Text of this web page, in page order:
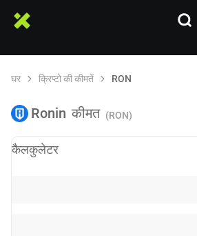
घर क्रिप्टो की कीमतें RON
Ronin कीमत (RON)
कैलकुलेटर